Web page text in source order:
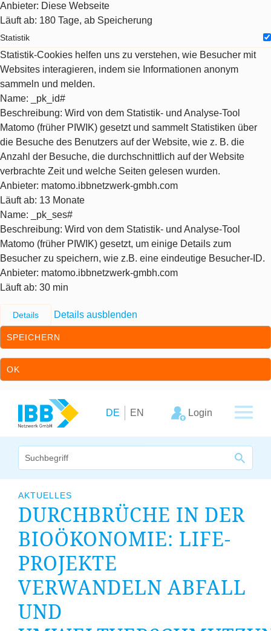
Anbieter: Diese Webseite
Läuft ab: 180 Tage, ab Speicherung
Statistik
Statistik-Cookies helfen uns zu verstehen, wie Besucher mit
Websites interagieren, indem sie Informationen anonym
sammeln und melden.
Name: _pk_id#
Beschreibung: Wird von dem Statistik- und Analyse-Tool
Matomo (früher PIWIK) gesetzt und sammelt Statistiken über
die Besuche des Benutzers auf der Website, wie z. B. die
Anzahl der Besuche, die durchschnittlich auf der Website
verbrachte Zeit und welche Seiten gelesen wurden.
Anbieter: matomo.ibbnetzwerk-gmbh.com
Läuft ab: 13 Monate
Name: _pk_ses#
Beschreibung: Wird von dem Statistik- und Analyse-Tool
Matomo (früher PIWIK) gesetzt, um einige Details zum
Besucher zu speichern, wie z.B. eine eindeutige Besucher-ID.
Anbieter: matomo.ibbnetzwerk-gmbh.com
Läuft ab: 30 min
Details Details ausblenden
SPEICHERN
OK
DE EN Login
Unternehmen
Cluster
Leistungsangebot
Arbeitskreise
AKTUELLES
DURCHBRÜCHE IN DER
BIOÖKONOMIE: LIFE-
PROJEKTE
VERWANDELN ABFALL
UND